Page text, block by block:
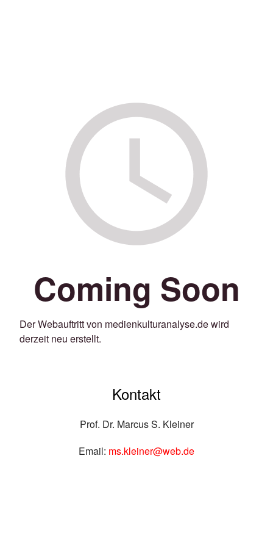
Coming Soon
Der Webauftritt von medienkulturanalyse.de wird
derzeit neu erstellt.
Kontakt
Prof. Dr. Marcus S. Kleiner
Email: ms.kleiner@web.de